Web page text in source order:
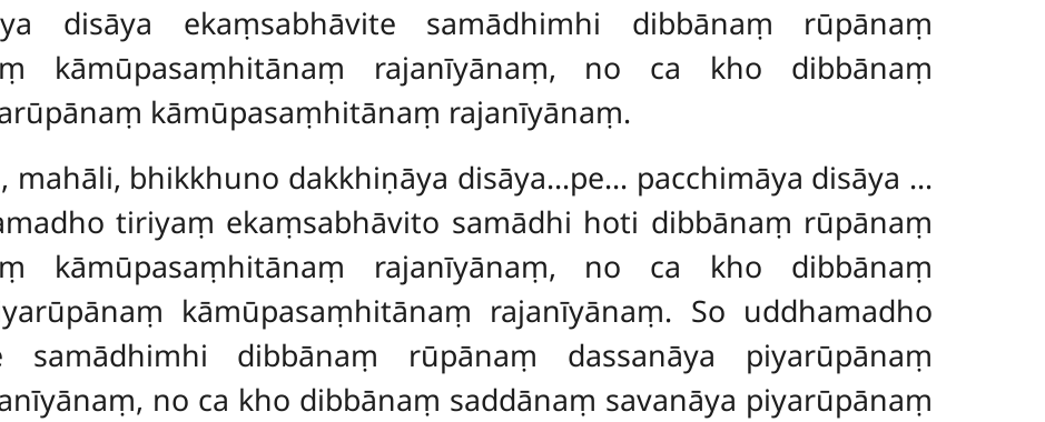
disāya ekaṃsabhāvite samādhimhi dibbānaṃ rūpānaṃ
kāmūpasaṃhitānaṃ rajanīyānaṃ, no ca kho dibbānaṃ
kāmūpasaṃhitānaṃ rajanīyānaṃ.
mahāli, bhikkhuno dakkhiṇāya disāya…pe… pacchimāya disāya …
tiriyaṃ ekaṃsabhāvito samādhi hoti dibbānaṃ rūpānaṃ
kāmūpasaṃhitānaṃ rajanīyānaṃ, no ca kho dibbānaṃ
kāmūpasaṃhitānaṃ rajanīyānaṃ. So uddhamadho
samādhimhi dibbānaṃ rūpānaṃ dassanāya piyarūpānaṃ
no ca kho dibbānaṃ saddānaṃ savanāya piyarūpānaṃ